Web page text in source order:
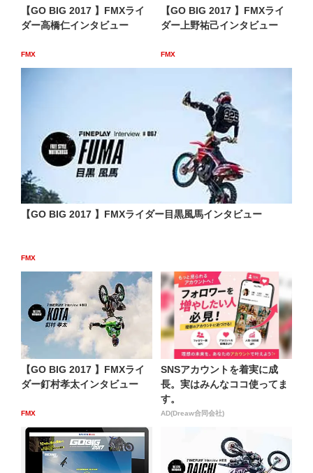
【GO BIG 2017 】FMXライ
ダー高橋仁インタビュー
FMX
【GO BIG 2017 】FMXライ
ダー上野祐己インタビュー
FMX
【GO BIG 2017 】FMXライダー目黒風馬インタビュー
FMX
【GO BIG 2017 】FMXライ
ダー釘村孝太インタビュー
FMX
SNSアカウントを着実に成
長。実はみんなココ使ってま
す。
AD(Dreaw合同会社)